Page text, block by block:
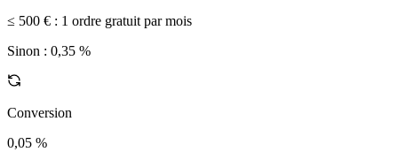
≤ 500 € : 1 ordre gratuit par mois
Sinon : 0,35 %
Conversion
0,05 %